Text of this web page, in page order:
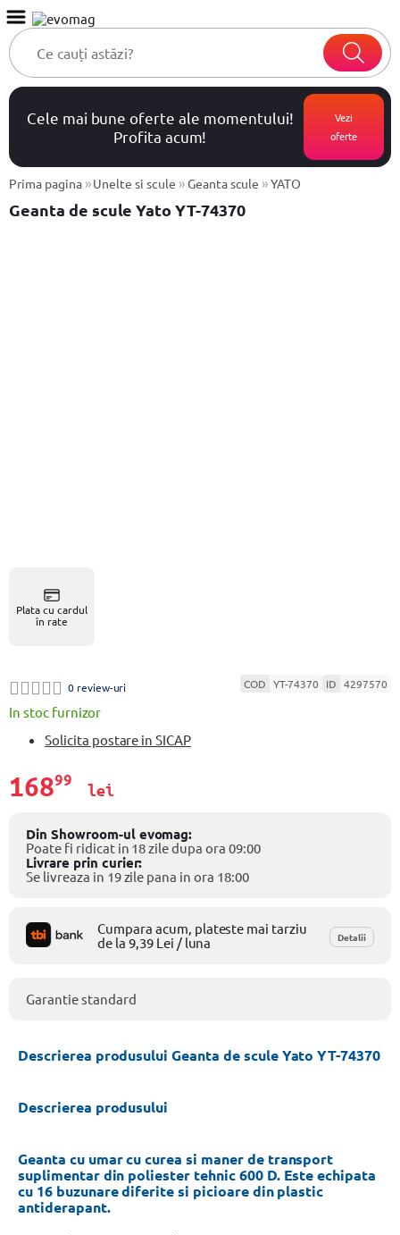
Cele mai bune oferte ale momentului!
Profita acum!
Vezi
oferte
Prima pagina »Unelte si scule »Geanta scule »YATO
Geanta de scule Yato YT-74370
Plata cu cardul
în rate
0 review-uri COD YT-74370 ID 4297570
In stoc furnizor
Solicita postare in SICAP
16899
lei
Din Showroom-ul evomag:
Poate fi ridicat in 18 zile dupa ora 09:00
Livrare prin curier:
Se livreaza in 19 zile pana in ora 18:00
Cumpara acum, plateste mai tarziu
de la 9,39 Lei / luna
Detalii
Garantie standard
Descrierea produsului Geanta de scule Yato YT-74370
Descrierea produsului
Geanta cu umar cu curea si maner de transport
suplimentardin poliester tehnic 600 D. Este echipata
cu 16 buzunare diferite si picioare din plastic
antiderapant.